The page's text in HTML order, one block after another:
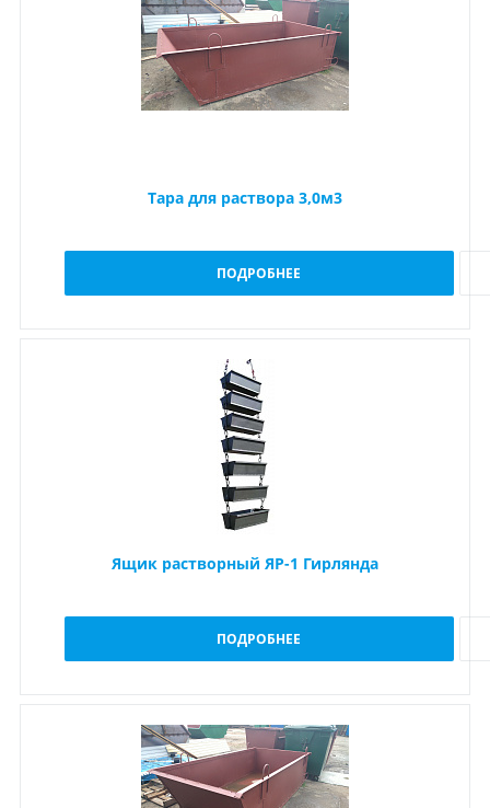
Тара для раствора 3,0м3
ПОДРОБНЕЕ
Ящик растворный ЯР-1 Гирлянда
ПОДРОБНЕЕ